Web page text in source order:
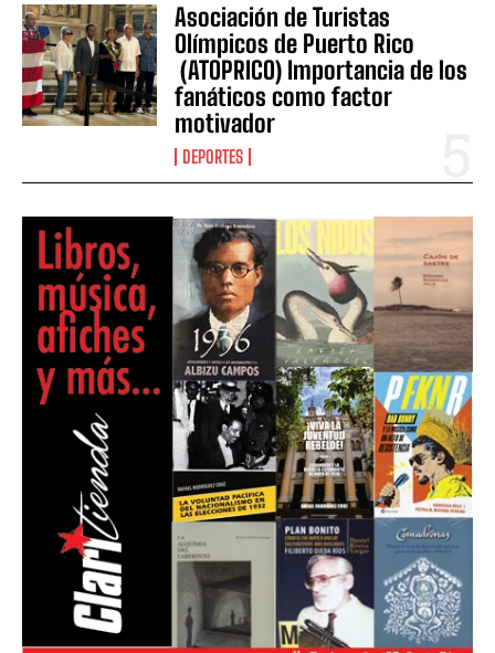
Asociación de Turistas
Olímpicos de Puerto Rico
(ATOPRICO) Importancia de los
fanáticos como factor
motivador
DEPORTES